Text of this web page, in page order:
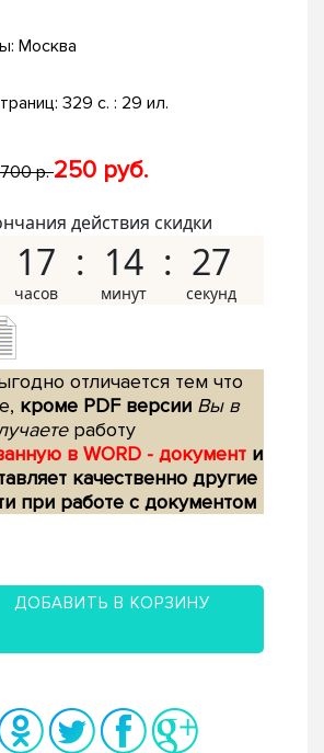
Москва
329 с. : 29 ил.
700 р.250 руб.
действия скидки
17 14 26
отличается тем что
кроме PDF версии Вы в
работу
в WORD - документ и
качественно другие
при работе с документом
ДОБАВИТЬ В КОРЗИНУ